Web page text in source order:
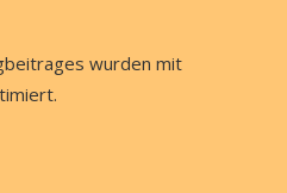
wurden mit